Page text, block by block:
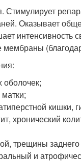
Стимулирует
Оказывает
интенсивность
мембраны
кишки,
хронический
трещины
и